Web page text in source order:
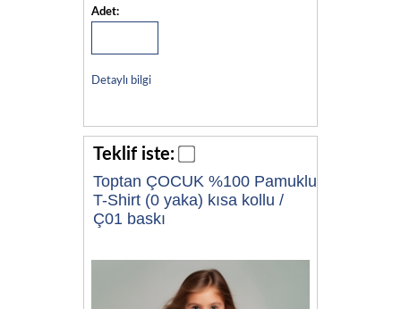
Adet:
Detaylı bilgi
Teklif iste:
Toptan ÇOCUK %100 Pamuklu
T-Shirt (0 yaka) kısa kollu /
Ç01 baskı